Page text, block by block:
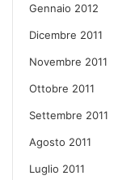
Gennaio 2012
Dicembre 2011
Novembre 2011
Ottobre 2011
Settembre 2011
Agosto 2011
Luglio 2011